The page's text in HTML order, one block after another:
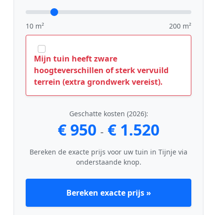
10 m² 200 m²
Mijn tuin heeft zware
hoogteverschillen of sterk vervuild
terrein (extra grondwerk vereist).
Geschatte kosten (2026):
€ 950 - € 1.520
Bereken de exacte prijs voor uw tuin in Tijnje via
onderstaande knop.
Bereken exacte prijs »